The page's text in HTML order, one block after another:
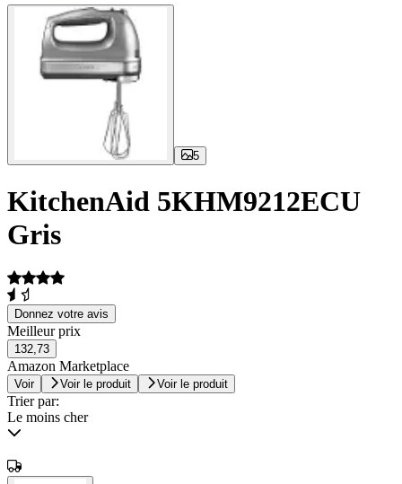
5
KitchenAid 5KHM9212ECU
Gris
Donnez votre avis
Meilleur prix
132,73
Amazon Marketplace
Voir Voir le produit Voir le produit
Trier par:
Le moins cher